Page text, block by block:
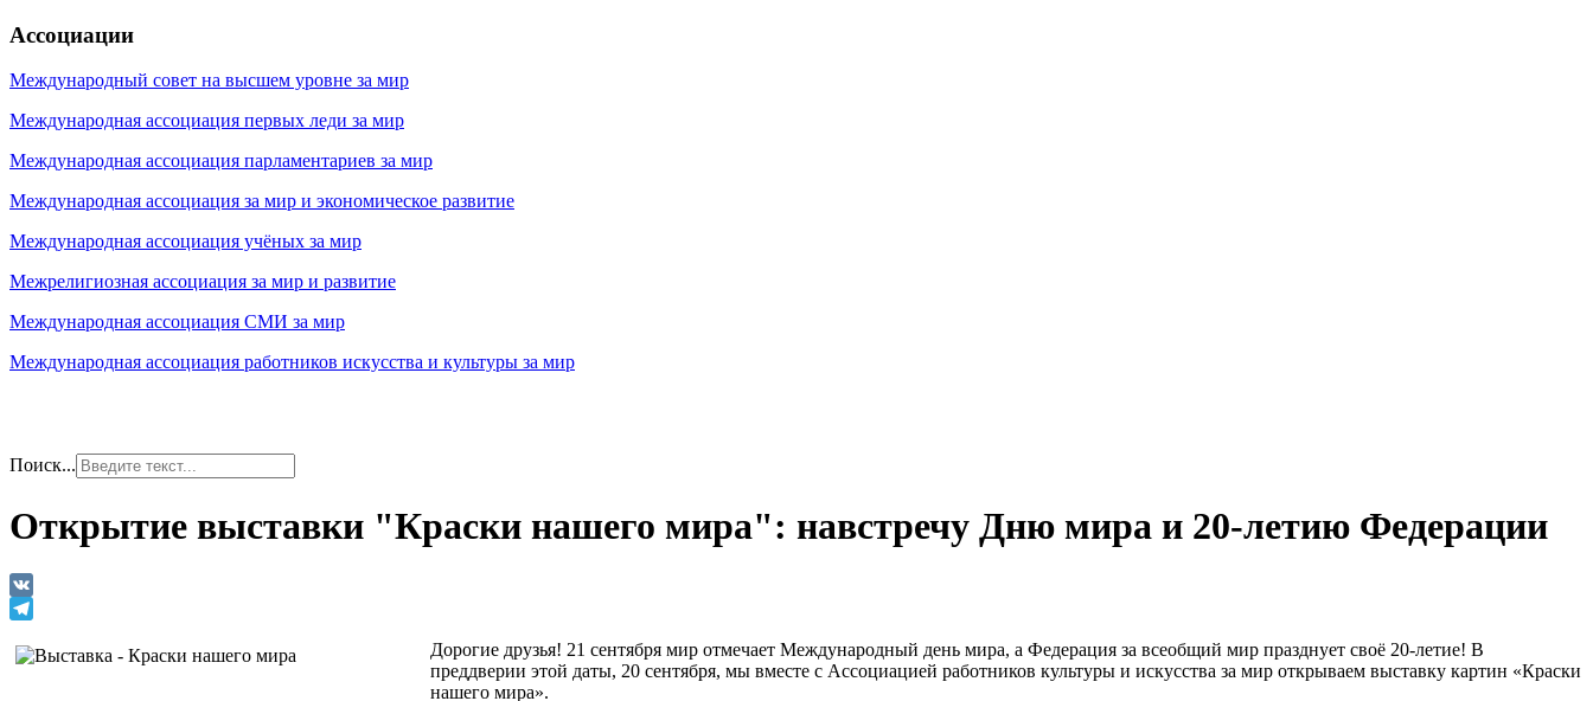
Ассоциации
Международный совет на высшем уровне за мир
Международная ассоциация первых леди за мир
Международная ассоциация парламентариев за мир
Международная ассоциация за мир и экономическое развитие
Международная ассоциация учёных за мир
Межрелигиозная ассоциация за мир и развитие
Международная ассоциация СМИ за мир
Международная ассоциация работников искусства и культуры за мир
Поиск...
Открытие выставки "Краски нашего мира": навстречу Дню мира и 20-летию Федерации
VK
Дорогие друзья! 21 сентября мир отмечает Международный день мира, а Федерация за всеобщий мир празднует своё 20-летие! В
преддверии этой даты, 20 сентября, мы вместе с Ассоциацией работников культуры и искусства за мир открываем выставку картин «Краски
нашего мира».